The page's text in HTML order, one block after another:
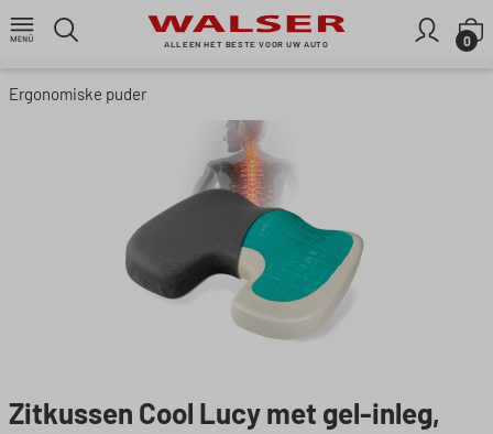
Ga naar de hoofdinhoud
ALLEEN HET BESTE VOOR UW AUTO 0
Ergonomiske puder
Afbeeldingengalerij overslaan
Zitkussen Cool Lucy met gel-inleg,